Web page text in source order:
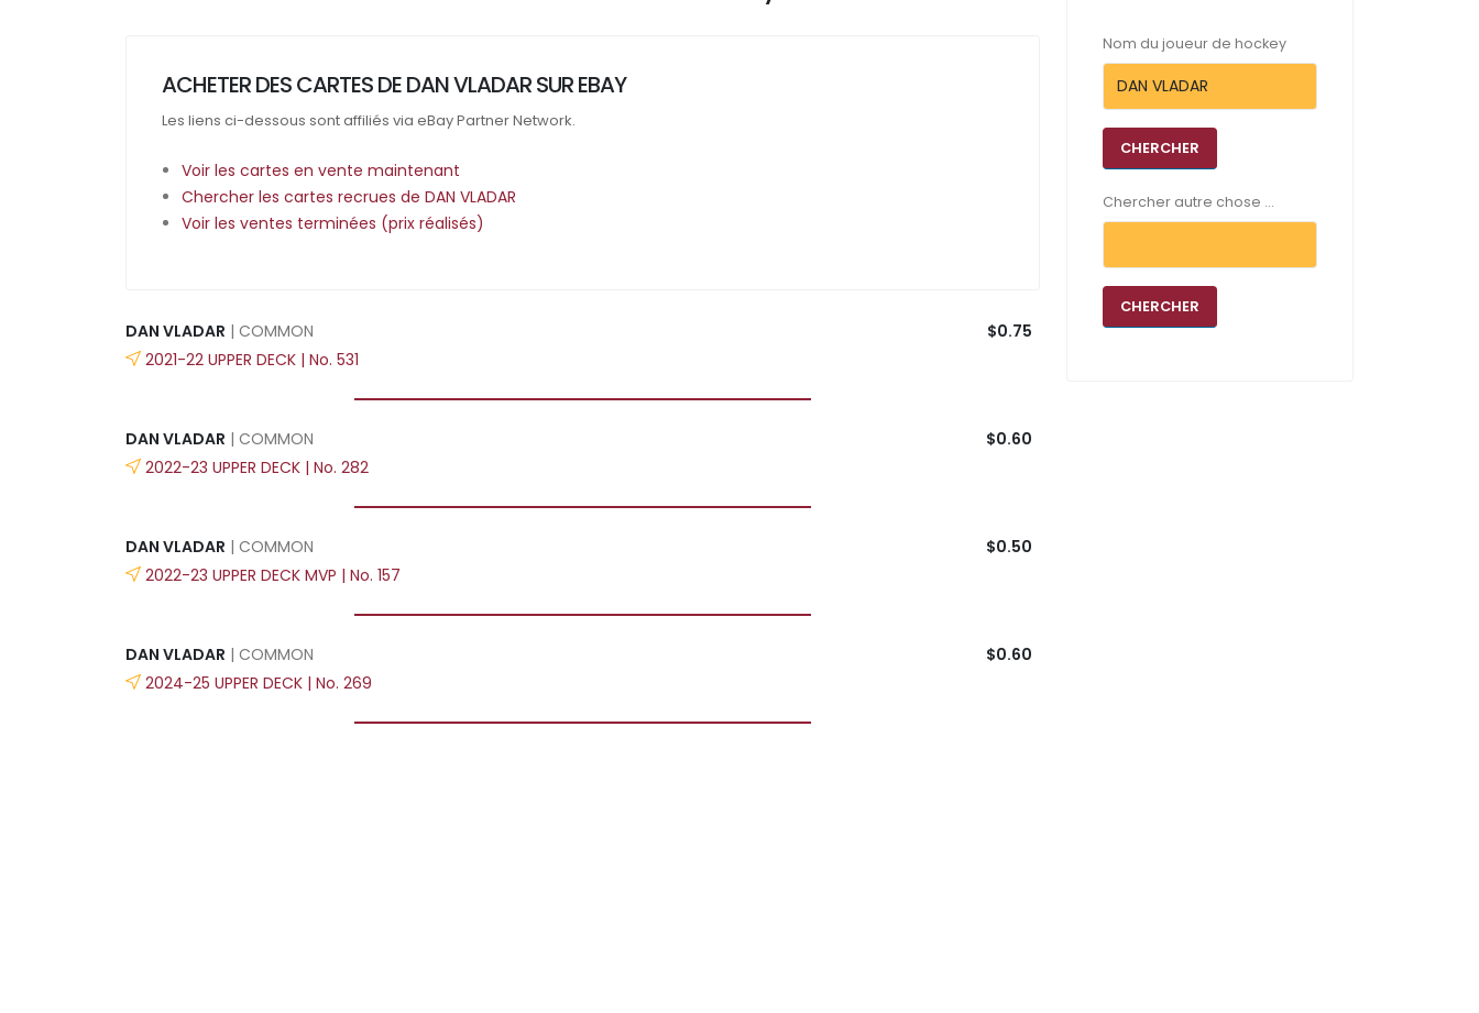
ACHETER DES CARTES DE DAN VLADAR SUR EBAY
Les liens ci-dessous sont affiliés via eBay Partner Network.
Voir les cartes en vente maintenant
Chercher les cartes recrues de DAN VLADAR
Voir les ventes terminées (prix réalisés)
DAN VLADAR | COMMON
$0.75
2021-22 UPPER DECK | No. 531
DAN VLADAR | COMMON
$0.60
2022-23 UPPER DECK | No. 282
DAN VLADAR | COMMON
$0.50
2022-23 UPPER DECK MVP | No. 157
DAN VLADAR | COMMON
$0.60
2024-25 UPPER DECK | No. 269
Nom du joueur de hockey
Chercher autre chose ...